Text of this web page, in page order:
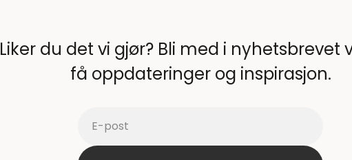
Liker du det vi gjør? Bli med i nyhetsbrevet
få oppdateringer og inspirasjon.